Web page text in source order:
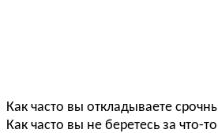
Как часто вы откладываете
Как часто вы не беретесь за что-